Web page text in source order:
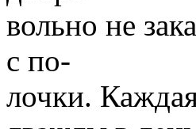
вольно не
с по-
лочки.